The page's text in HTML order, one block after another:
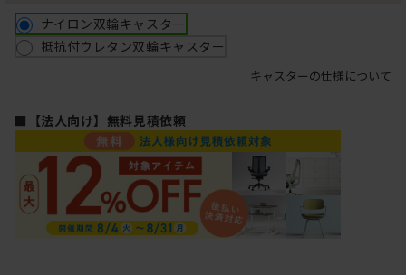
ナイロン双輪キャスター
抵抗付ウレタン双輪キャスター
キャスターの仕様について
■【法人向け】無料見積依頼